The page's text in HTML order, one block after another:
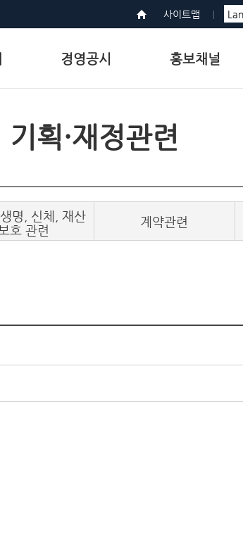
사이트맵
경영공시 홍보채널
기획·재정관련
명, 신체, 재산
보호 관련
계약관련